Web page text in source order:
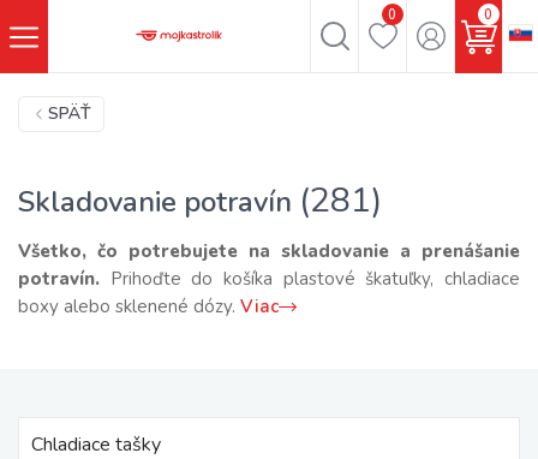
0 0
SPÄŤ
Skladovanie potravín (281)
Všetko, čo potrebujete na skladovanie a prenášanie
potravín. Prihoďte do košíka plastové škatuľky, chladiace
boxy alebo sklenené dózy. Viac
Chladiace tašky